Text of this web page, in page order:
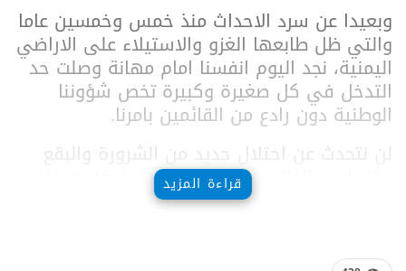
وبعيدا عن سرد الاحداث منذ خمس وخمسين عاما
والتي ظل طابعها الغزو والاستيلاء على الاراضي
اليمنية، نجد اليوم انفسنا امام مهانة وصلت حد
التدخل في كل صغيرة وكبيرة تخص شؤوننا
الوطنية دون رادع من القائمين بامرنا.
لن نتحدث عن احتلال جديد من الشرورة والبقع
وكل الربع الخالي.. ولا نريد ان نجتر احقاد تدخلهم
الاحمق للقضاء على ثورة 26 سبتمبر ومحاولتهمقراءة المزيد